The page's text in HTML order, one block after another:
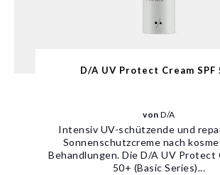
D/A UV Protect Cream SPF
vonD/A
Intensiv UV-schützende und
Sonnenschutzcreme nach
Behandlungen. Die D/A UV Protect
50+ (Basic Series)...